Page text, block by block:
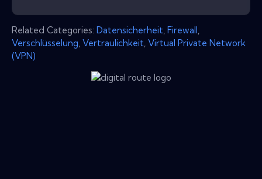
Related Categories: Datensicherheit Firewall
Verschlüsselung Vertraulichkeit Virtual Private Network
(VPN)